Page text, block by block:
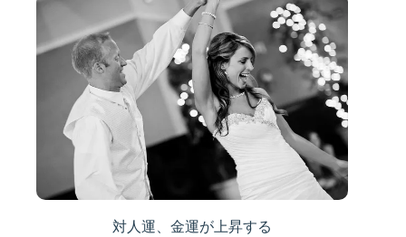
対人運、金運が上昇する